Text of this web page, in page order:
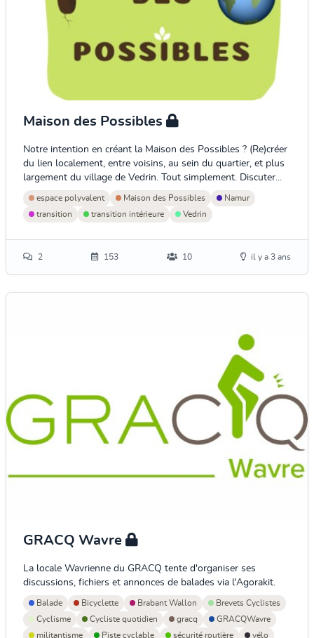
Maison des Possibles
Notre intention en créant la Maison des Possibles ? (Re)créer
du lien localement, entre voisins, au sein du quartier, et plus
largement du village de Vedrin. Tout simplement. Discuter...
espace polyvalent Maison des Possibles
Namur
transition
transition intérieure Vedrin
2 153 10 il y a 3 ans
GRACQ Wavre
La locale Wavrienne du GRACQ tente d'organiser ses
discussions, fichiers et annonces de balades via l'Agorakit.
Balade Bicyclette Brabant Wallon
Brevets Cyclistes
Cyclisme
Cycliste quotidien gracq
GRACQWavre
militantisme
Piste cyclable sécurité routière vélo